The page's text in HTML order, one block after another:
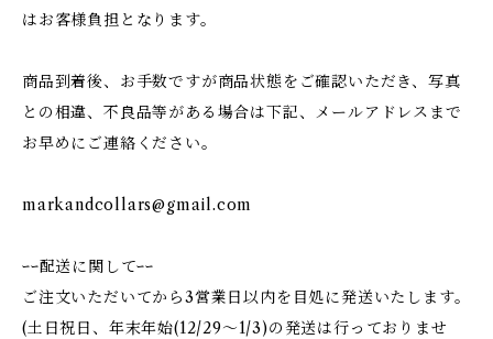
はお客様負担となります。
商品到着後、お手数ですが商品状態をご確認いただき、写真
との相違、不良品等がある場合は下記、メールアドレスまで
お早めにご連絡ください。
markandcollars@gmail.com
ｰｰ配送に関してｰｰ
ご注文いただいてから3営業日以内を目処に発送いたします。
(土日祝日、年末年始(12/29〜1/3)の発送は行っておりませ